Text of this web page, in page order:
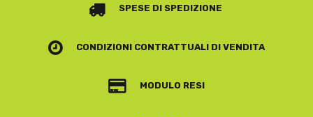
SPESE DI SPEDIZIONE
CONDIZIONI CONTRATTUALIDI VENDITA
MODULO RESI